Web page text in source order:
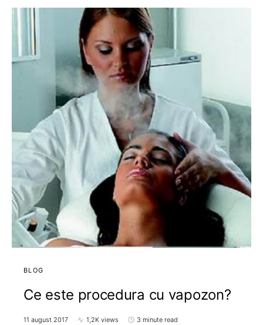
BLOG
Ce este procedura cu vapozon?
11 august 2017 1,2K views 3 minute read